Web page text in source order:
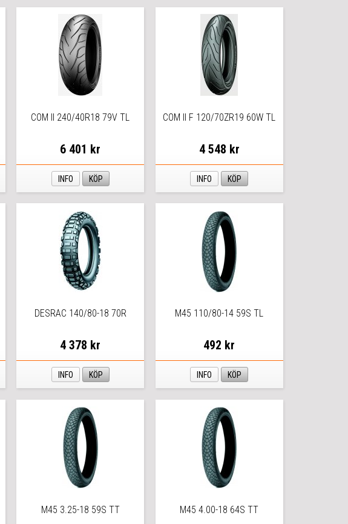
COM II 240/40R18 79V TL
6 401 kr
INFO KÖP
COM II F 120/70ZR19 60W TL
4 548 kr
INFO KÖP
DESRAC 140/80-18 70R
4 378 kr
INFO KÖP
M45 110/80-14 59S TL
492 kr
INFO KÖP
M45 3.25-18 59S TT M45 4.00-18 64S TT